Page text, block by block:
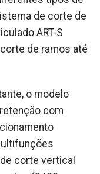
de corte de
ART-S
de ramos até
o modelo
com
de corte vertical